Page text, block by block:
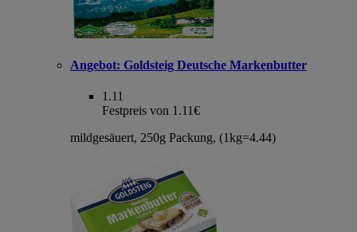
Angebot: Goldsteig Deutsche Markenbutter
1.11
Festpreis von 1.11€
mildgesäuert, 250g Packung, (1kg=4.44)